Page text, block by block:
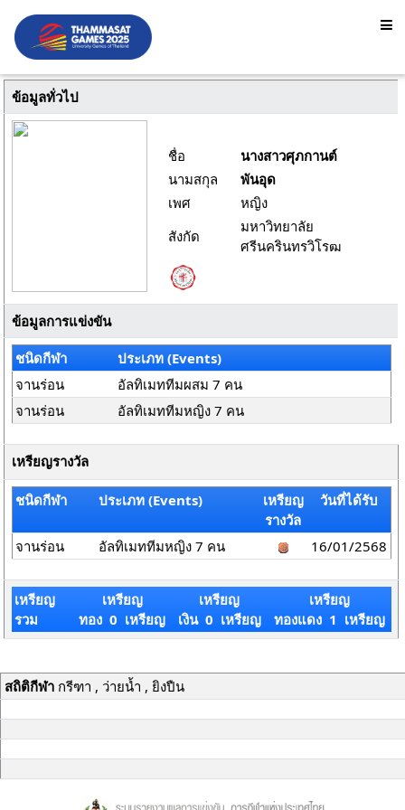
ข้อมูลทั่วไป
ชื่อ
นางสาวศุภกานต์
นามสกุล
พันอุด
เพศ
หญิง
สังกัด
มหาวิทยาลัย
ศรีนครินทรวิโรฒ
ข้อมูลการแข่งขัน
ชนิดกีฬา
ประเภท (Events)
จานร่อน
อัลทิเมททีมผสม 7 คน
จานร่อน
อัลทิเมททีมหญิง 7 คน
เหรียญรางวัล
ชนิดกีฬา ประเภท (Events)
เหรียญ
รางวัล
วันที่ได้รับ
จานร่อน อัลทิเมททีมหญิง 7 คน 16/01/2568
เหรียญ
รวม
เหรียญ
ทอง 0 เหรียญ
เหรียญ
เงิน 0 เหรียญ
เหรียญ
ทองแดง 1 เหรียญ
สถิติกีฬากรีฑา , ว่ายน้ำ , ยิงปืน